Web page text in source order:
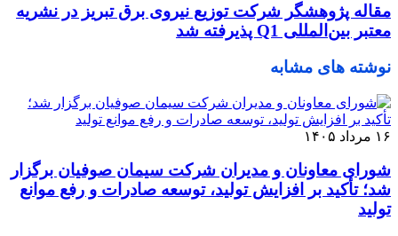
مقاله پژوهشگر شرکت توزیع نیروی برق تبریز در نشریه
معتبر بین‌المللی Q1 پذیرفته شد
نوشته های مشابه
۱۶ مرداد ۱۴۰۵
شورای معاونان و مدیران شرکت سیمان صوفیان برگزار
شد؛ تأکید بر افزایش تولید، توسعه صادرات و رفع موانع
تولید